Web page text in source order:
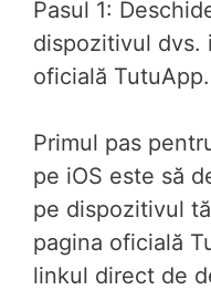
Pasul 1:
dispozitivul dvs.
oficială TutuApp.
Primul pas
pe iOS este să
pe dispozitivul
pagina oficială
linkul direct de